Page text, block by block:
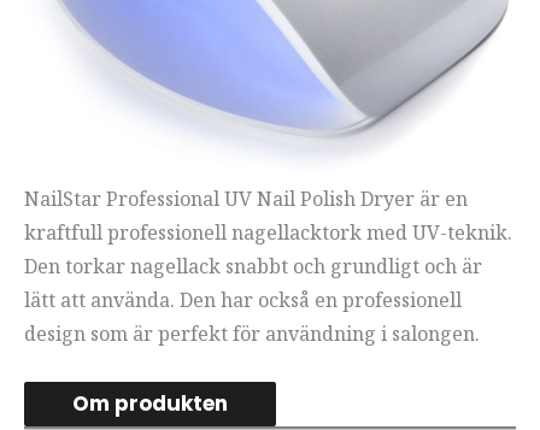
NailStar Professional UV Nail Polish Dryer är en
kraftfull professionell nagellacktork med UV-teknik.
Den torkar nagellack snabbt och grundligt och är
lätt att använda. Den har också en professionell
design som är perfekt för användning i salongen.
Om produkten